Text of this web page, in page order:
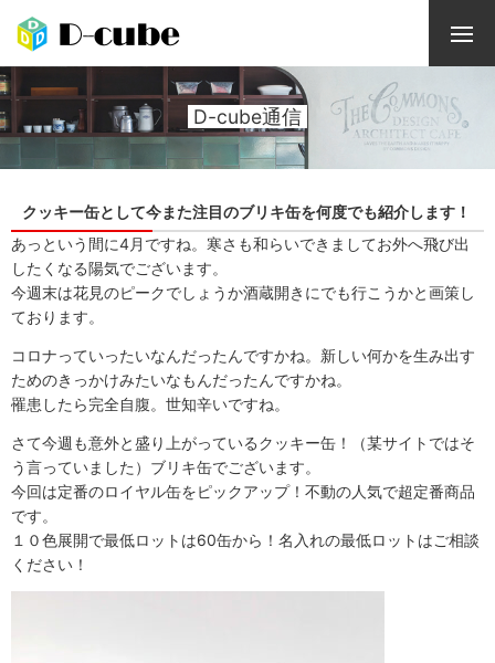
D-cube通信
クッキー缶として今また注目のブリキ缶を何度でも紹介します！
あっという間に4月ですね。寒さも和らいできましてお外へ飛び出
したくなる陽気でございます。
今週末は花見のピークでしょうか酒蔵開きにでも行こうかと画策し
ております。
コロナっていったいなんだったんですかね。新しい何かを生み出す
ためのきっかけみたいなもんだったんですかね。
罹患したら完全自腹。世知辛いですね。
さて今週も意外と盛り上がっているクッキー缶！（某サイトではそ
う言っていました）ブリキ缶でございます。
今回は定番のロイヤル缶をピックアップ！不動の人気で超定番商品
です。
１０色展開で最低ロットは60缶から！名入れの最低ロットはご相談
ください！